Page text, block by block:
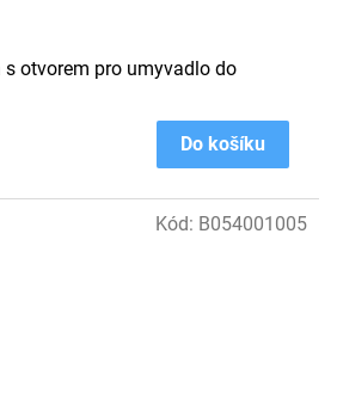
Do košíku
s otvorem pro umyvadlo do
Kód: B054001005